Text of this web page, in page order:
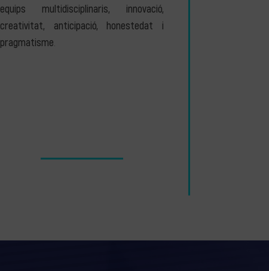
equips multidisciplinaris, innovació,
creativitat, anticipació, honestedat i
pragmatisme.